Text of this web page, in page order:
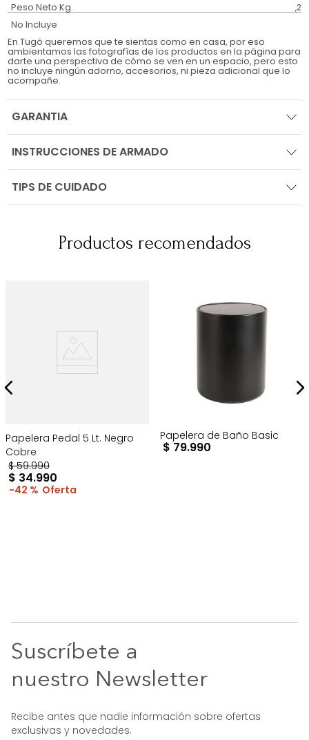
Peso Neto Kg. ,2
No Incluye
En Tugó queremos que te sientas como en casa, por eso
ambientamos las fotografías de los productos en la página para
darte una perspectiva de cómo se ven en un espacio, pero esto
no incluye ningún adorno, accesorios, ni pieza adicional que lo
acompañe.
GARANTIA
INSTRUCCIONES DE ARMADO
TIPS DE CUIDADO
Productos recomendados
Papelera Pedal 5 Lt. Negro
Cobre
$ 59.990
$ 34.990
42 %
Papelera de Baño Basic
$ 79.990
Suscríbete a
nuestro Newsletter
Recibe antes que nadie información sobre ofertas
exclusivas y novedades.